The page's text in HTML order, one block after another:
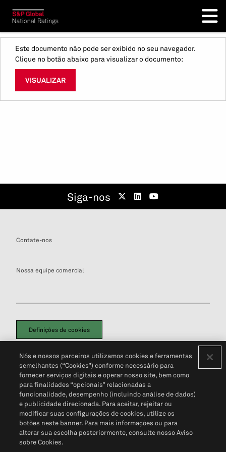
Este documento não pode ser exibido no seu navegador.
Clique no botão abaixo para visualizar o documento:
VISUALIZAR
Siga-nos
Contate-nos
Nossa equipe comercial
Definições de cookies
Política de PrivacidadePortal de privacidade do cliente (em inglês)
Não Venda Minhas Informações Pessoais© 2026 S&P Global
Nós e nossos parceiros utilizamos cookies e ferramentas
semelhantes (“Cookies”) conforme necessário para
fornecer serviços digitais e operar nosso site, bem como
para finalidades “opcionais” relacionadas a
funcionalidade, desempenho (incluindo análise de dados)
e publicidade direcionada. Para aceitar, rejeitar ou
modificar suas configurações de cookies, utilize os
botões neste banner. Para mais informações ou para
alterar sua escolha posteriormente, consulte nosso Aviso
sobre Cookies.